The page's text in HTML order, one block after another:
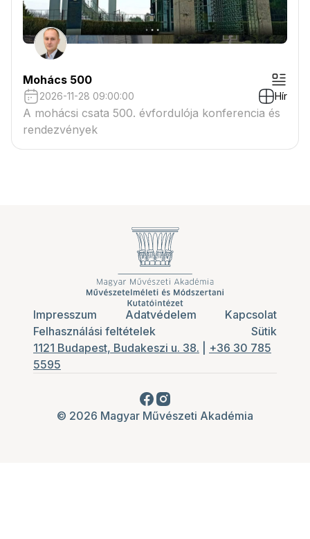
Mohács 500
2026-11-28 09:00:00 Hír
A mohácsi csata 500. évfordulója konferencia és
rendezvények
Impresszum Adatvédelem
Kapcsolat
Felhasználási feltételek
Sütik
1121 Budapest, Budakeszi u. 38.
+36 30 785
5595
© 2026 Magyar Művészeti Akadémia